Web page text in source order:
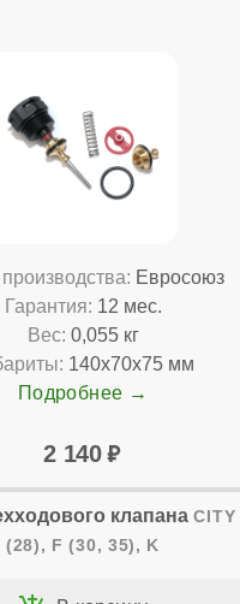
Евросоюз
Гарантия: 12 мес.
Вес: 0,055 кг
140x70x75 мм
Подробнее
2 140
клапана CITY
(28), F (30, 35), K